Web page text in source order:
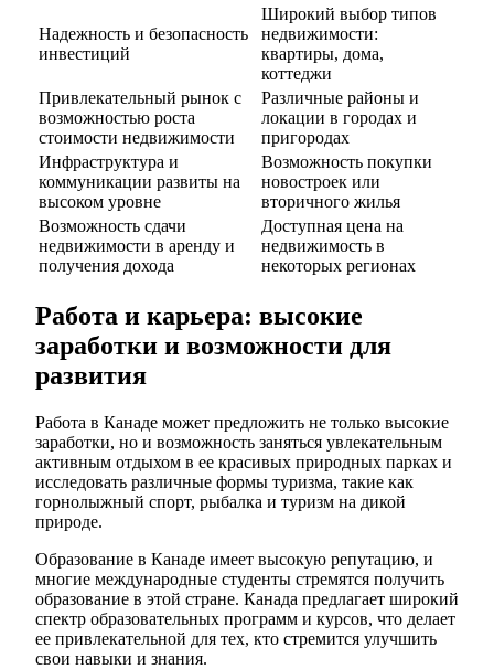
Надежность и безопасность
инвестиций
Широкий выбор типов
недвижимости:
квартиры, дома,
коттеджи
Привлекательный рынок с
возможностью роста
стоимости недвижимости
Различные районы и
локации в городах и
пригородах
Инфраструктура и
коммуникации развиты на
высоком уровне
Возможность покупки
новостроек или
вторичного жилья
Возможность сдачи
недвижимости в аренду и
получения дохода
Доступная цена на
недвижимость в
некоторых регионах
Работа и карьера: высокие
заработки и возможности для
развития
Работа в Канаде может предложить не только высокие
заработки, но и возможность заняться увлекательным
активным отдыхом в ее красивых природных парках и
исследовать различные формы туризма, такие как
горнолыжный спорт, рыбалка и туризм на дикой
природе.
Образование в Канаде имеет высокую репутацию, и
многие международные студенты стремятся получить
образование в этой стране. Канада предлагает широкий
спектр образовательных программ и курсов, что делает
ее привлекательной для тех, кто стремится улучшить
свои навыки и знания.